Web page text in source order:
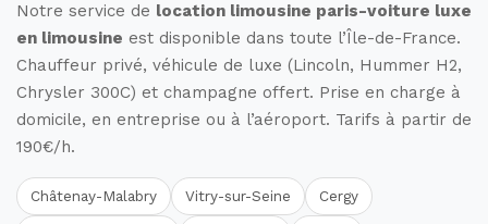
Notre service de location limousine paris-voiture luxe
en limousine est disponible dans toute l’Île-de-France.
Chauffeur privé, véhicule de luxe (Lincoln, Hummer H2,
Chrysler 300C) et champagne offert. Prise en charge à
domicile, en entreprise ou à l’aéroport. Tarifs à partir de
190€/h.
Châtenay-Malabry Vitry-sur-Seine Cergy